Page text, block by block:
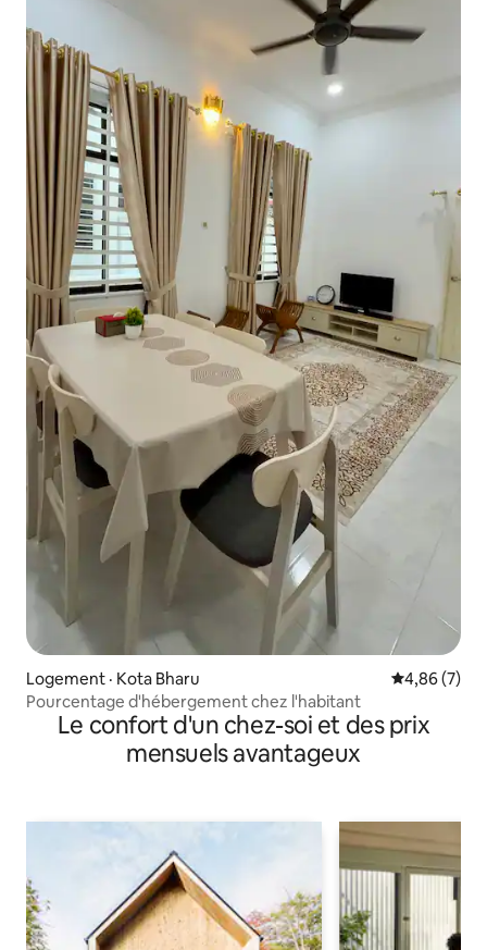
Logement · Kota Bharu Note
4,86 (7)
Pourcentage d'hébergement chez l'habitant
Le confort d'un chez-soi et des prix
mensuels avantageux